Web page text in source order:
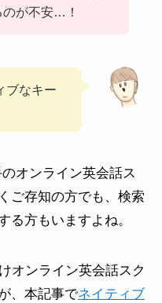
が不安…！
ブなキー
オンライン英会話ス
ご存知の方でも、検索
る方もいますよね。
オンライン英会話スク
、本記事でネイティブ